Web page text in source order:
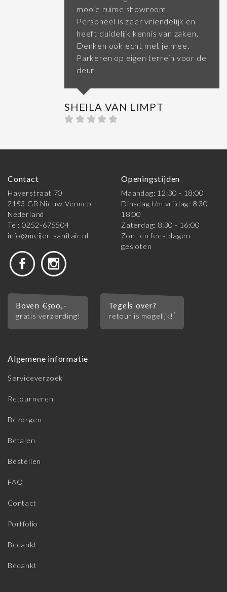
mooie ruime showroom.
Personeel is zeer vriendelijk en
heeft duidelijk kennis van zaken.
Denken ook echt met je mee.
Parkeren op eigen terrein voor de
deur
SHEILA VAN LIMPT
Contact
Haverstraat 70
2153 GB Nieuw-Vennep
Nederland
Tel: 0252-675504
info@meijer-sanitair.nl
Openingstijden
Maandag: 12:30 - 18:00
Dinsdag t/m vrijdag: 8:30 -
18:00
Zaterdag: 8:30 - 16:00
Zon- en feestdagen
gesloten
Boven €500,-
gratis verzending!
Tegels over?
retour is mogelijk! *
Algemene informatie
Serviceverzoek
Retourneren
Bezorgen
Betalen
Bestellen
FAQ
Contact
Portfolio
Bedankt
Bedankt